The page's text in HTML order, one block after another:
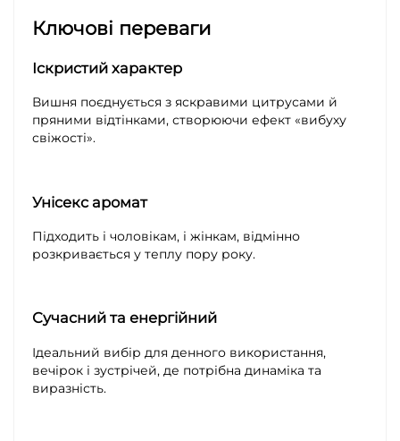
Ключові переваги
Іскристий характер
Вишня поєднується з яскравими цитрусами й
пряними відтінками, створюючи ефект «вибуху
свіжості».
Унісекс аромат
Підходить і чоловікам, і жінкам, відмінно
розкривається у теплу пору року.
Сучасний та енергійний
Ідеальний вибір для денного використання,
вечірок і зустрічей, де потрібна динаміка та
виразність.